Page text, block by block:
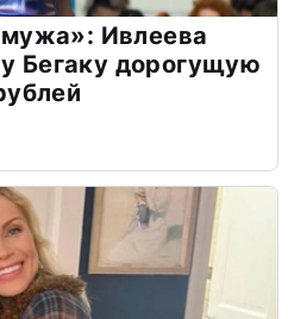
Ивлеева
Бегаку дорогущую